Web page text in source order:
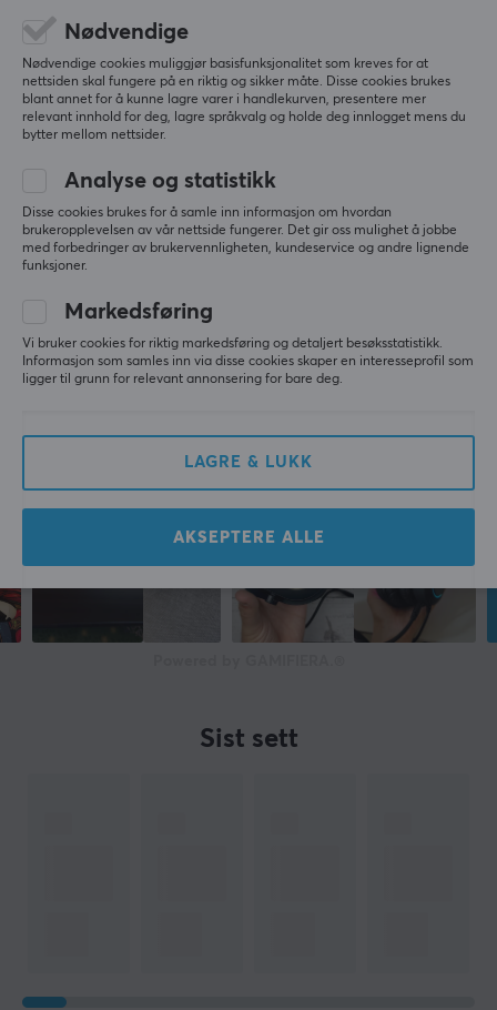
0.0
Basert på 0 vurderinger
3
1
0%
SKRIV ANMELDELSE
Mer fra vårt fellesskap
Sist sett
Nødvendige
Nødvendige cookies muliggjør basisfunksjonalitet som kreves for at
nettsiden skal fungere på en riktig og sikker måte. Disse cookies brukes
blant annet for å kunne lagre varer i handlekurven, presentere mer
relevant innhold for deg, lagre språkvalg og holde deg innlogget mens du
bytter mellom nettsider.
Analyse og statistikk
Disse cookies brukes for å samle inn informasjon om hvordan
brukeropplevelsen av vår nettside fungerer. Det gir oss mulighet å jobbe
med forbedringer av brukervennligheten, kundeservice og andre lignende
funksjoner.
Markedsføring
Vi bruker cookies for riktig markedsføring og detaljert besøksstatistikk.
Informasjon som samles inn via disse cookies skaper en interesseprofil som
ligger til grunn for relevant annonsering for bare deg.
LAGRE & LUKK
AKSEPTERE ALLE